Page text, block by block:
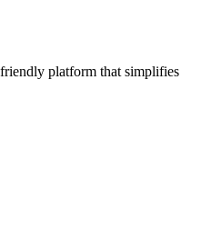
platform that simplifies